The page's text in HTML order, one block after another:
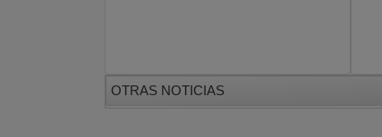
OTRAS NOTICIAS